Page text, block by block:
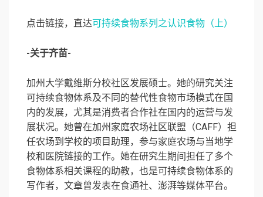
点击链接，直达可持续食物系列之认识食物（上）
-关于齐苗-
加州大学戴维斯分校社区发展硕士。她的研究关注
可持续食物体系及不同的替代性食物市场模式在国
内的发展，尤其是消费者合作社在国内的运营与发
展状况。她曾在加州家庭农场社区联盟（CAFF）担
任农场到学校的项目助理，参与家庭农场与当地学
校和医院链接的工作。她在研究生期间担任了多个
食物体系相关课程的助教，也是可持续食物体系的
写作者，文章曾发表在食通社、澎湃等媒体平台。